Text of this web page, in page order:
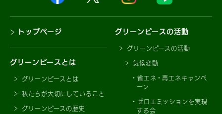
トップページ
グリーンピースとは
グリーンピースとは
私たちが大切にしていること
グリーンピースの歴史
グリーンピースの活動
グリーンピースの活動
気候変動
省エネ・再エネキャンペ
ーン
ゼロエミッションを実現
する会